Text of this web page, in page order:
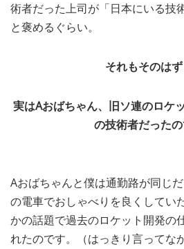
術者だった上司が「日本にいる技
と褒めるぐらい。
それもそのはず
実はAおばちゃん、旧ソ連のロケ
の技術者だったの
Aおばちゃんと僕は通勤路が同じ
の電車でおしゃべりを良くしてい
かの話題で過去のロケット開発の
れたのです。（はっきり言ってな